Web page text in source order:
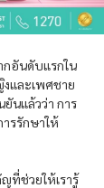
กอันดับแรกใน
และเพศชาย
นแล้วว่า การ
รรักษาให้
ที่ช่วยให้เรารู้